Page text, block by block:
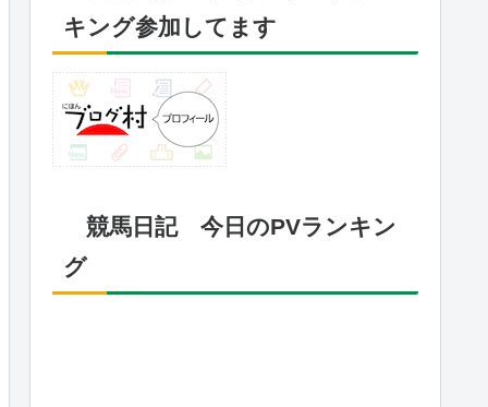
キング参加してます
競馬日記 今日のPVランキン
グ